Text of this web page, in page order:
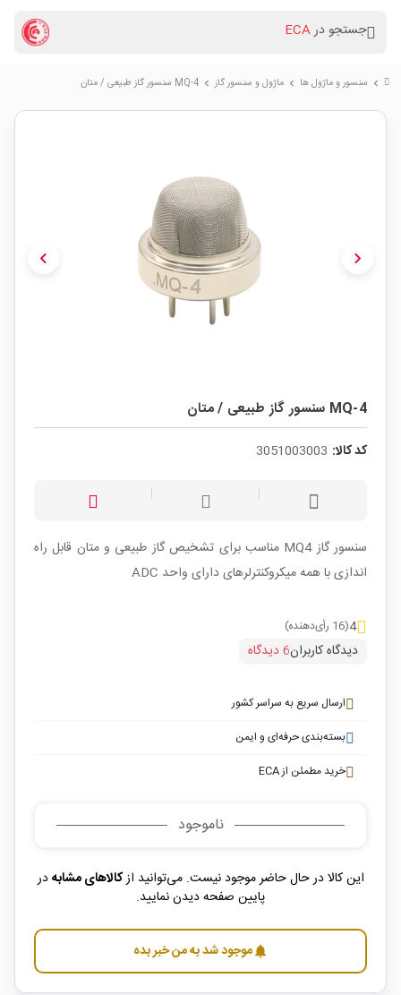
جستجو درECA
chevron_right سنسور و ماژول ها chevron_right ماژول و سنسور گاز chevron_right MQ-4 سنسور گاز طبیعی / متان
chevron_left chevron_right
MQ-4 سنسور گاز طبیعی / متان
کد کالا: 3051003003
سنسور گاز MQ4 مناسب برای تشخیص گاز طبیعی و متان قابل راه
اندازی با همه میکروکنترلرهای دارای واحد ADC
4(16 رأی‌دهنده)
دیدگاه کاربران6 دیدگاه
ارسال سریع به سراسر کشور
بسته‌بندی حرفه‌ای و ایمن
خرید مطمئن از ECA
ناموجود
این کالا در حال حاضر موجود نیست. می‌توانید ازکالاهای مشابهدر
پایین صفحه دیدن نمایید.
notificationsموجود شد به من خبر بده